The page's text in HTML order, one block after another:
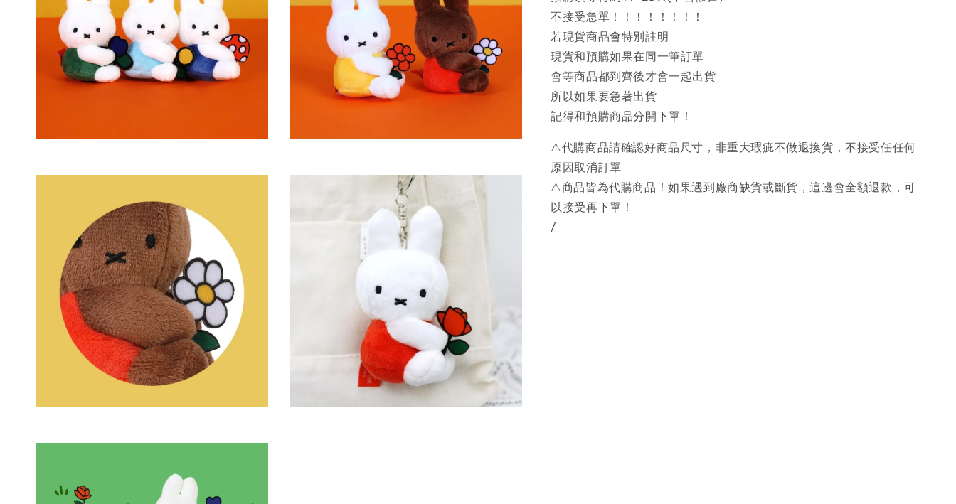
不接受急單！！！！！！！！
若現貨商品會特別註明
現貨和預購如果在同一筆訂單
會等商品都到齊後才會一起出貨
所以如果要急著出貨
記得和預購商品分開下單！
⚠️代購商品請確認好商品尺寸，非重大瑕疵不做退換貨，不接受任任何
原因取消訂單
⚠️商品皆為代購商品！如果遇到廠商缺貨或斷貨，這邊會全額退款，可
以接受再下單！
/